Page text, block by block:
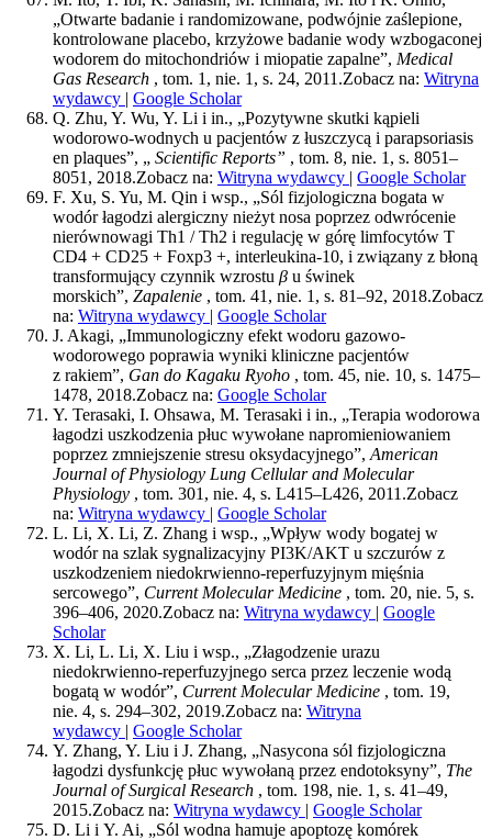
„Otwarte badanie i randomizowane, podwójnie zaślepione,
kontrolowane placebo, krzyżowe badanie wody wzbogaconej
wodorem do mitochondriów i miopatie zapalne”, Medical
Gas Research , tom. 1, nie. 1, s. 24, 2011.Zobacz na: Witryna
wydawcy | Google Scholar
Q. Zhu, Y. Wu, Y. Li i in., „Pozytywne skutki kąpieli
wodorowo-wodnych u pacjentów z łuszczycą i parapsoriasis
en plaques”, „ Scientific Reports” , tom. 8, nie. 1, s. 8051–
8051, 2018.Zobacz na: Witryna wydawcy | Google Scholar
F. Xu, S. Yu, M. Qin i wsp., „Sól fizjologiczna bogata w
wodór łagodzi alergiczny nieżyt nosa poprzez odwrócenie
nierównowagi Th1 / Th2 i regulację w górę limfocytów T
CD4 + CD25 + Foxp3 +, interleukina-10, i związany z błoną
transformujący czynnik wzrostu β u świnek
morskich”, Zapalenie , tom. 41, nie. 1, s. 81–92, 2018.Zobacz
na: Witryna wydawcy | Google Scholar
J. Akagi, „Immunologiczny efekt wodoru gazowo-
wodorowego poprawia wyniki kliniczne pacjentów
z rakiem”, Gan do Kagaku Ryoho , tom. 45, nie. 10, s. 1475–
1478, 2018.Zobacz na: Google Scholar
Y. Terasaki, I. Ohsawa, M. Terasaki i in., „Terapia wodorowa
łagodzi uszkodzenia płuc wywołane napromieniowaniem
poprzez zmniejszenie stresu oksydacyjnego”, American
Journal of Physiology Lung Cellular and Molecular
Physiology , tom. 301, nie. 4, s. L415–L426, 2011.Zobacz
na: Witryna wydawcy | Google Scholar
L. Li, X. Li, Z. Zhang i wsp., „Wpływ wody bogatej w
wodór na szlak sygnalizacyjny PI3K/AKT u szczurów z
uszkodzeniem niedokrwienno-reperfuzyjnym mięśnia
sercowego”, Current Molecular Medicine , tom. 20, nie. 5, s.
396–406, 2020.Zobacz na: Witryna wydawcy | Google
Scholar
X. Li, L. Li, X. Liu i wsp., „Złagodzenie urazu
niedokrwienno-reperfuzyjnego serca przez leczenie wodą
bogatą w wodór”, Current Molecular Medicine , tom. 19,
nie. 4, s. 294–302, 2019.Zobacz na: Witryna
wydawcy | Google Scholar
Y. Zhang, Y. Liu i J. Zhang, „Nasycona sól fizjologiczna
łagodzi dysfunkcję płuc wywołaną przez endotoksyny”, The
Journal of Surgical Research , tom. 198, nie. 1, s. 41–49,
2015.Zobacz na: Witryna wydawcy | Google Scholar
D. Li i Y. Ai, „Sól wodna hamuje apoptozę komórek